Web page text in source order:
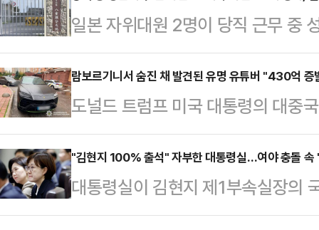
던 중 발작을 일으켜 사망했으며 이
지만 시신 발견 …
지난 25일 자신의 소셜미디어
개하며 이들의 소재 파악, 친자 확
고 밝혔다.그는 "2014년에 출생한
있다"면서 한 남성이 코피노 자녀
활동가는 지난…
일본 자위대원 2명이 당직 근무 중
받게 됐다.22일 오키나와타임즈
부사관 A(43·남)씨와 병사 B(24·
내렸다.제15고사특과연대 소속인
4일 당직 근무 중 부대에서 성관계
부대에 스스로 신고하면서 드러났
고 반성의 뜻을 나타내고 있다"고
람보르기니서 숨진 채 발견된 유명 유튜버 "430억 증
도널드 트럼프 미국 대통령의 대중
데 우크라이나에서 활동한 유명 암
14일(현지시간) 글로벌 블록체인
이나 경찰은 콘스탄틴 갈리치(32)
르기니 차량 안에서 머리에 총상을
"김현지 100% 출석" 자부한 대통령실…여야 충돌 속
대통령실이 김현지 제1부속실장의
다는 입장을 고수하고 있다. 사실상